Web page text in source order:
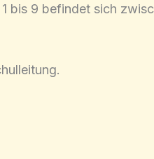
bis 9 befindet sich